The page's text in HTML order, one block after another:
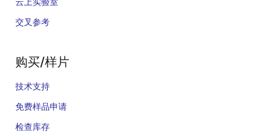
交叉参考
购买/样片
技术支持
免费样品申请
检查库存